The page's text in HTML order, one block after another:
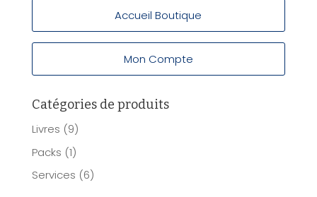
Accueil Boutique
Mon Compte
Catégories de produits
Livres (9)
Packs (1)
Services (6)